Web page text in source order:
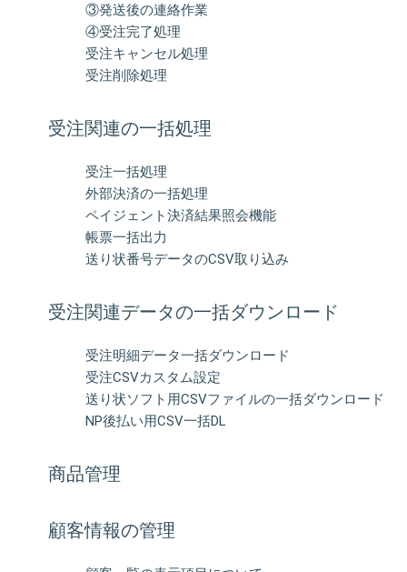
③発送後の連絡作業
④受注完了処理
受注キャンセル処理
受注削除処理
受注関連の一括処理
受注一括処理
外部決済の⼀括処理
ペイジェント決済結果照会機能
帳票一括出力
送り状番号データのCSV取り込み
受注関連データの一括ダウンロード
受注明細データ一括ダウンロード
受注CSVカスタム設定
送り状ソフト用CSVファイルの一括ダウンロード
NP後払い用CSV一括DL
商品管理
顧客情報の管理